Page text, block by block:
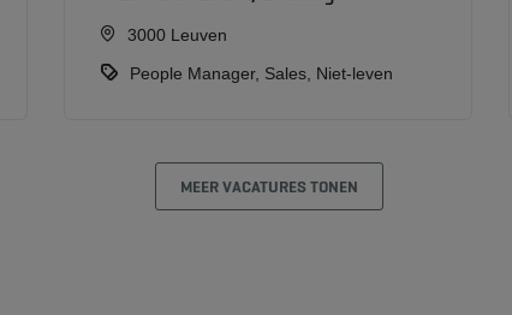
3000 Leuven
People Manager, Sales, Niet-leven
MEER VACATURES TONEN